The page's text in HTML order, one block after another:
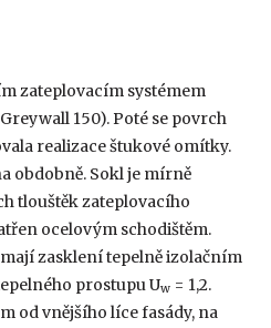
zateplovacím systémem
150). Poté se povrch
realizace štukové omítky.
obdobně. Sokl je mírně
tlouštěk zateplovacího
ocelovým schodištěm.
zasklení tepelně izolačním
prostupu Uw = 1,2.
od vnějšího líce fasády, na